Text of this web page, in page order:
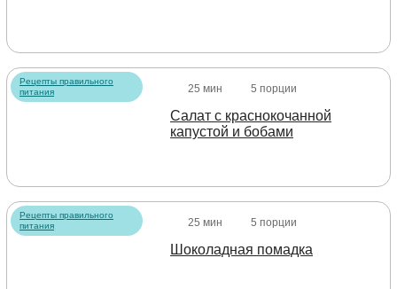
Рецепты правильного
питания
25 мин 5 порции
Салат с краснокочанной
капустой и бобами
Рецепты правильного
питания
25 мин 5 порции
Шоколадная помадка